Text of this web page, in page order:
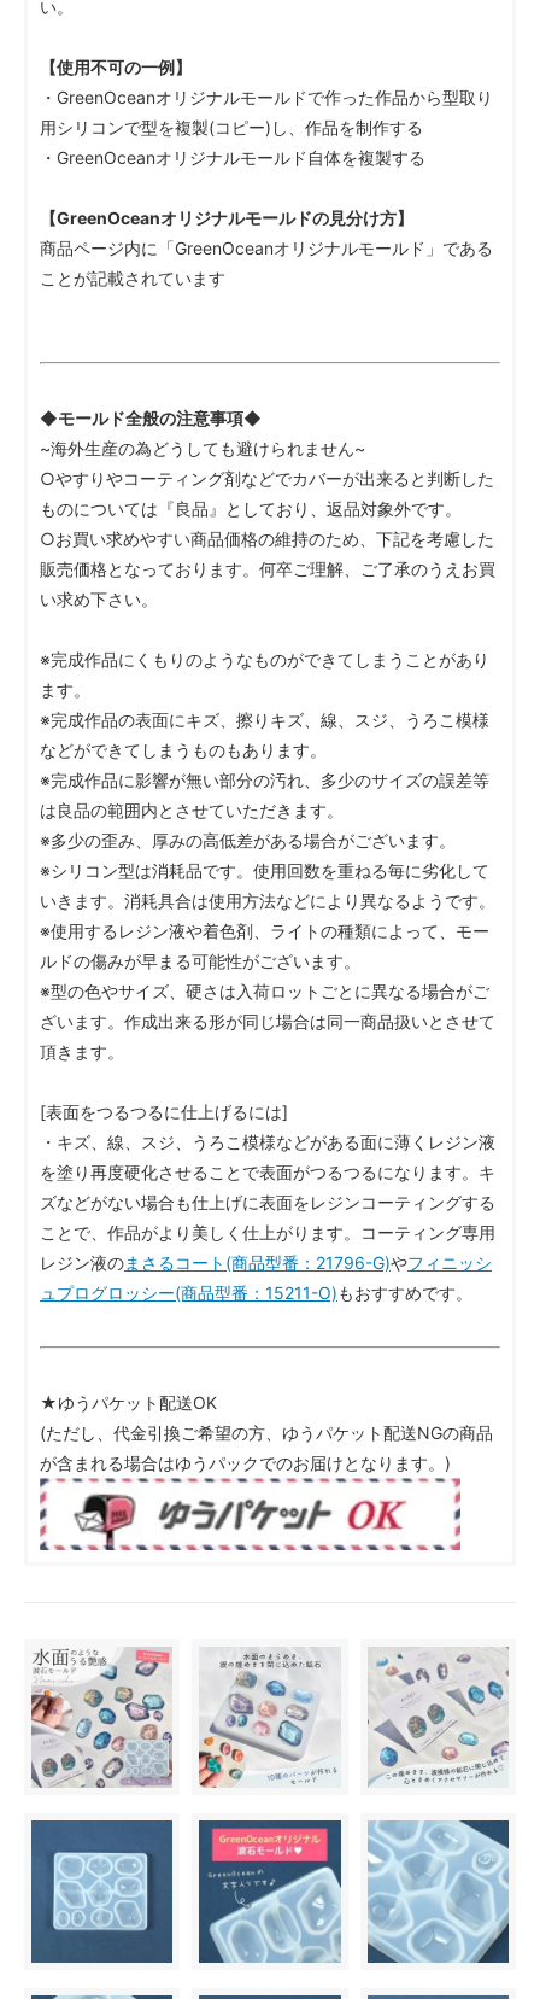
い。
【使用不可の一例】
・GreenOceanオリジナルモールドで作った作品から型取り
用シリコンで型を複製(コピー)し、作品を制作する
・GreenOceanオリジナルモールド自体を複製する
【GreenOceanオリジナルモールドの見分け方】
商品ページ内に「GreenOceanオリジナルモールド」である
ことが記載されています
◆モールド全般の注意事項◆
~海外生産の為どうしても避けられません~
○やすりやコーティング剤などでカバーが出来ると判断した
ものについては『良品』としており、返品対象外です。
○お買い求めやすい商品価格の維持のため、下記を考慮した
販売価格となっております。何卒ご理解、ご了承のうえお買
い求め下さい。
※完成作品にくもりのようなものができてしまうことがあり
ます。
※完成作品の表面にキズ、擦りキズ、線、スジ、うろこ模様
などができてしまうものもあります。
※完成作品に影響が無い部分の汚れ、多少のサイズの誤差等
は良品の範囲内とさせていただきます。
※多少の歪み、厚みの高低差がある場合がございます。
※シリコン型は消耗品です。使用回数を重ねる毎に劣化して
いきます。消耗具合は使用方法などにより異なるようです。
※使用するレジン液や着色剤、ライトの種類によって、モー
ルドの傷みが早まる可能性がございます。
※型の色やサイズ、硬さは入荷ロットごとに異なる場合がご
ざいます。作成出来る形が同じ場合は同一商品扱いとさせて
頂きます。
[表面をつるつるに仕上げるには]
・キズ、線、スジ、うろこ模様などがある面に薄くレジン液
を塗り再度硬化させることで表面がつるつるになります。キ
ズなどがない場合も仕上げに表面をレジンコーティングする
ことで、作品がより美しく仕上がります。コーティング専用
レジン液のまさるコート(商品型番：21796-G)やフィニッシ
ュプログロッシー(商品型番：15211-O)もおすすめです。
★ゆうパケット配送OK
(ただし、代金引換ご希望の方、ゆうパケット配送NGの商品
が含まれる場合はゆうパックでのお届けとなります。)